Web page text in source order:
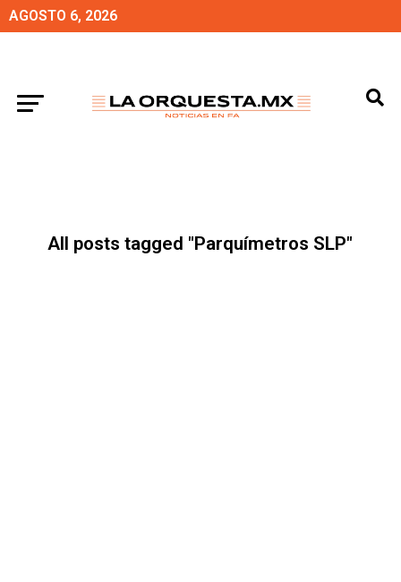
AGOSTO 6, 2026
All posts tagged "Parquímetros SLP"